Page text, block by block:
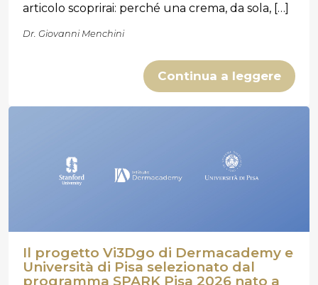
articolo scoprirai: perché una crema, da sola, […]
Dr. Giovanni Menchini
Continua a leggere
Il progetto Vi3Dgo di Dermacademy e
Università di Pisa selezionato dal
programma SPARK Pisa 2026 nato a